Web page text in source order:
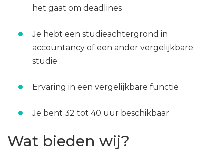
het gaat om deadlines
Je hebt een studieachtergrond in
accountancy of een ander vergelijkbare
studie
Ervaring in een vergelijkbare functie
Je bent 32 tot 40 uur beschikbaar
Wat bieden wij?